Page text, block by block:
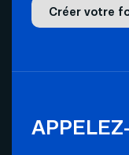
Créer votre